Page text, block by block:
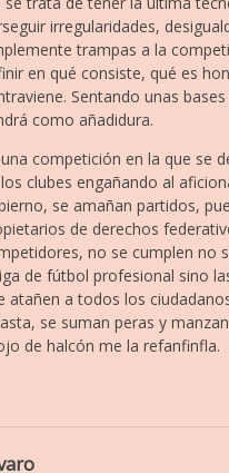
irregularidades,
trampas a la
en qué consiste, qué es
Sentando unas
como añadidura.
una competición en la que se
clubes engañando al
se amañan partidos,
de derechos
no se cumplen no
de fútbol profesional sino
atañen a todos los
se suman peras y
de halcón me la refanfinfla.